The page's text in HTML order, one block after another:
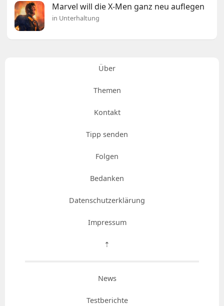
Marvel will die X-Men ganz neu auflegen
in Unterhaltung
Über
Themen
Kontakt
Tipp senden
Folgen
Bedanken
Datenschutzerklärung
Impressum
⇡
News
Testberichte